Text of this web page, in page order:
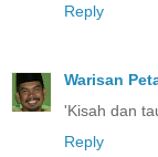
Reply
Warisan
'Kisah dan
Reply